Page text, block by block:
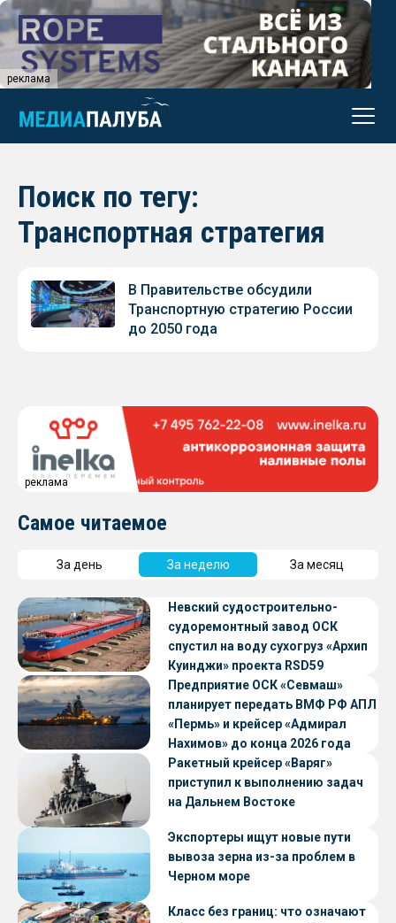
реклама
Поиск по тегу:
Транспортная стратегия
В Правительстве обсудили
Транспортную стратегию России
до 2050 года
реклама
Самое читаемое
За день За неделю За месяц
Невский судостроительно-
судоремонтный завод ОСК
спустил на воду сухогруз «Архип
Куинджи» проекта RSD59
Предприятие ОСК «Севмаш»
планирует передать ВМФ РФ АПЛ
«Пермь» и крейсер «Адмирал
Нахимов» до конца 2026 года
Ракетный крейсер «Варяг»
приступил к выполнению задач
на Дальнем Востоке
Экспортеры ищут новые пути
вывоза зерна из-за проблем в
Черном море
Класс без границ: что означают